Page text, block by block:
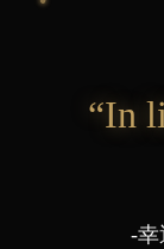
“In
-幸